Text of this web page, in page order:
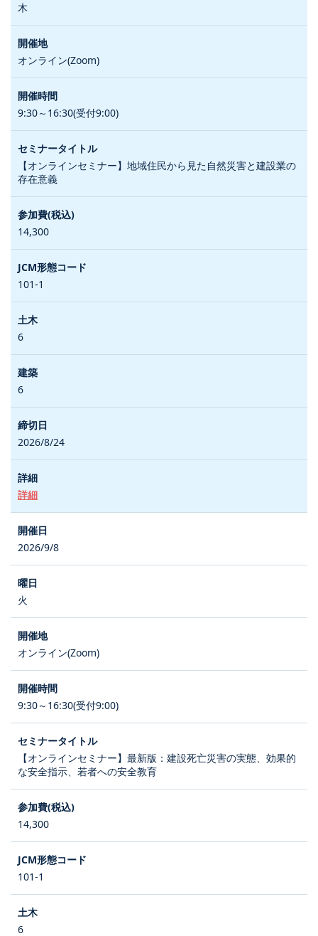
木
オンライン(Zoom)
9:30～16:30(受付9:00)
【オンラインセミナー】地域住民から見た自然災害と建設業の
存在意義
14,300
101-1
6
6
2026/8/24
詳細
2026/9/8
火
オンライン(Zoom)
9:30～16:30(受付9:00)
【オンラインセミナー】最新版：建設死亡災害の実態、効果的
な安全指示、若者への安全教育
14,300
101-1
6